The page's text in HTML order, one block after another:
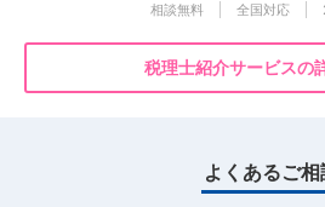
相談無料 全国対応
税理士紹介サービスの
よくあるご相